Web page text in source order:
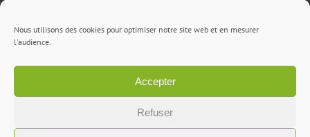
Nous utilisons des cookies pour optimiser notre site web et en mesurer
l'audience.
Accepter
Refuser
Facebook
X LinkedIn
Rss